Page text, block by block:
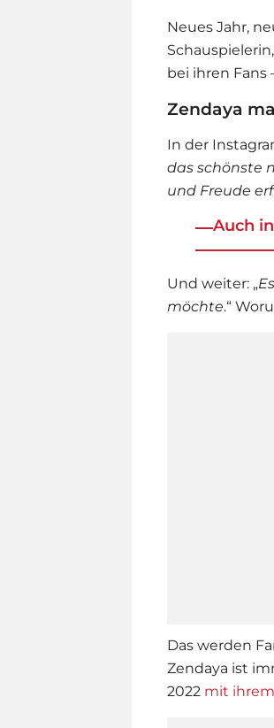
Neues Jahr,
Schauspielerin,
bei ihren Fans
Zendaya
In der
das schönste
und Freude
Auch
Und weiter: „
möchte.“
Das werden
Zendaya ist
2022 mit